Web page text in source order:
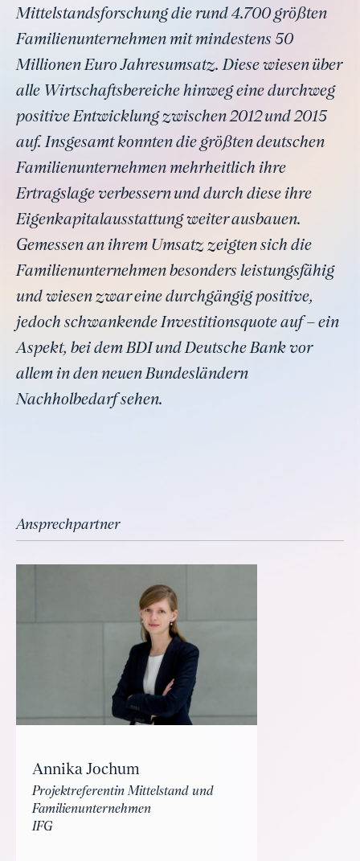
Mittelstandsforschung die rund 4.700 größten
Familienunternehmen mit mindestens 50
Millionen Euro Jahresumsatz. Diese wiesen über
alle Wirtschafts­bereiche hinweg eine durchweg
positive Entwicklung zwischen 2012 und 2015
auf. Insgesamt konnten die größten deutschen
Familienunternehmen mehrheitlich ihre
Ertragslage verbessern und durch diese ihre
Eigenkapitalausstattung weiter ausbauen.
Gemessen an ihrem Umsatz zeigten sich die
Familienunternehmen besonders leistungsfähig
und wiesen zwar eine durchgängig positive,
jedoch schwankende Investitionsquote auf – ein
Aspekt, bei dem BDI und Deutsche Bank vor
allem in den neuen Bundesländern
Nachholbedarf sehen.
Ansprechpartner
Annika Jochum
Projektreferentin Mittelstand und
Familienunternehmen
IFG